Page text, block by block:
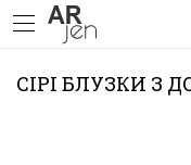
СІРІ БЛУЗКИ З